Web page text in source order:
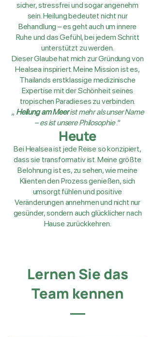
sicher, stressfrei und sogar angenehm
sein. Heilung bedeutet nicht nur
Behandlung – es geht auch um innere
Ruhe und das Gefühl, bei jedem Schritt
unterstützt zu werden.
Dieser Glaube hat mich zur Gründung von
Healsea inspiriert. Meine Mission ist es,
Thailands erstklassige medizinische
Expertise mit der Schönheit seines
tropischen Paradieses zu verbinden.
„ Heilung am Meerist mehr als unser Name
– es ist unsere Philosophie.“
Heute
Bei Healsea ist jede Reise so konzipiert,
dass sie transformativ ist. Meine größte
Belohnung ist es, zu sehen, wie meine
Klienten den Prozess genießen, sich
umsorgt fühlen und positive
Veränderungen annehmen und nicht nur
gesünder, sondern auch glücklicher nach
Hause zurückkehren.
Lernen Sie das
Team kennen